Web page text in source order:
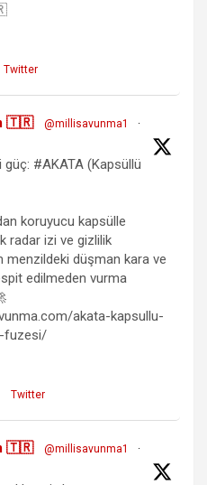
Twitter
🇹🇷 @millisavunma1
·
güç: #AKATA (Kapsüllü
koruyucu kapsülle
radar izi ve gizlilik
menzildeki düşman kara ve
edilmeden vurma
akata-kapsullu-
fuzesi/
Twitter
🇹🇷 @millisavunma1
·